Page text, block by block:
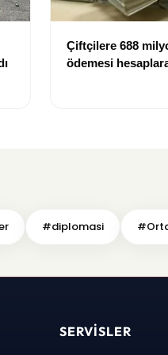
Çiftçilere 688
ödemesi hesaplara
#diplomasi
SERVISLER